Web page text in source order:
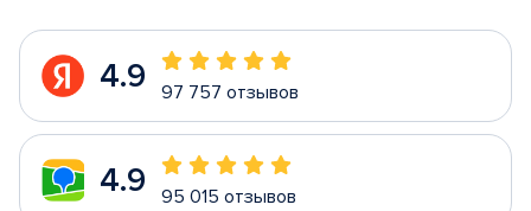
4.9 97 757 отзывов
4.9 95 015 отзывов